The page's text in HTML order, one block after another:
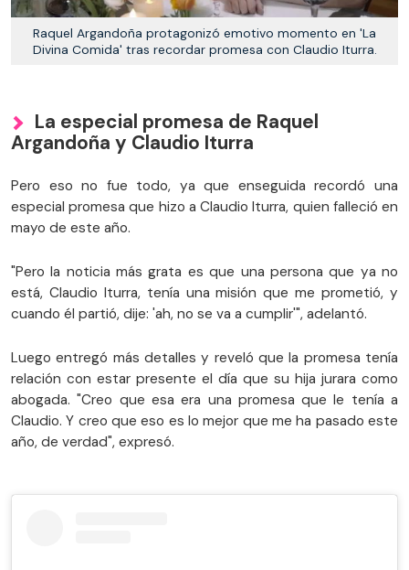
Raquel Argandoña protagonizó emotivo momento en 'La
Divina Comida' tras recordar promesa con Claudio Iturra.
La especial promesa de Raquel
Argandoña y Claudio Iturra
Pero eso no fue todo, ya que enseguida recordó una
especial promesa que hizo a Claudio Iturra, quien falleció en
mayo de este año.
"Pero la noticia más grata es que una persona que ya no
está, Claudio Iturra, tenía una misión que me prometió, y
cuando él partió, dije: 'ah, no se va a cumplir'", adelantó.
Luego entregó más detalles y reveló que la promesa tenía
relación con estar presente el día que su hija jurara como
abogada. "Creo que esa era una promesa que le tenía a
Claudio. Y creo que eso es lo mejor que me ha pasado este
año, de verdad", expresó.